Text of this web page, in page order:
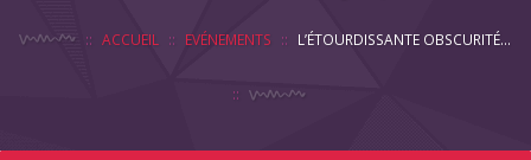
ACCUEIL EVÉNEMENTS L’ÉTOURDISSANTE OBSCURITÉ DE LA NUIT : UNE LUEUR SUR LE COSMOS (5/5)